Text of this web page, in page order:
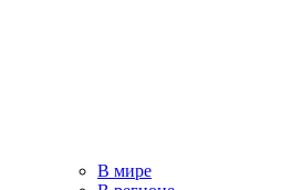
В мире